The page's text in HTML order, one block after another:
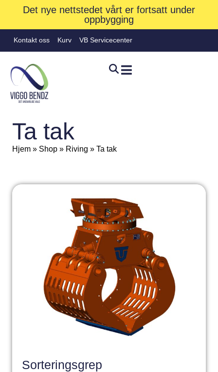
Det nye nettstedet vårt er fortsatt under
oppbygging
Kontakt oss Kurv VB Servicecenter
Ta tak
Hjem » Shop » Riving » Ta tak
Sorteringsgrep